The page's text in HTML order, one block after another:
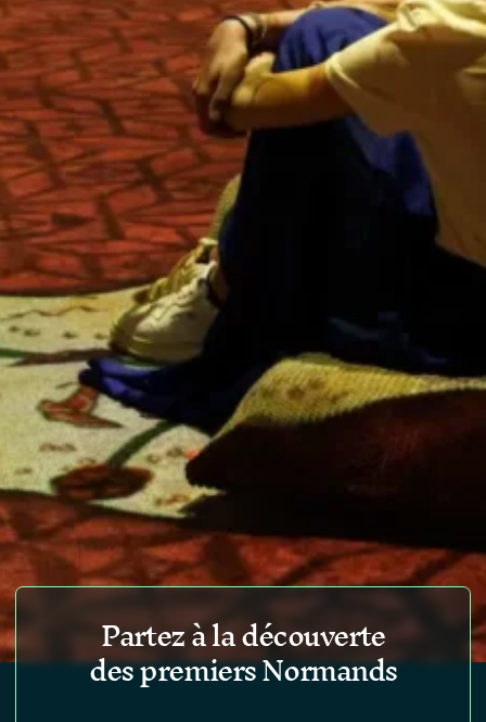
Partez à la découverte
des premiers Normands